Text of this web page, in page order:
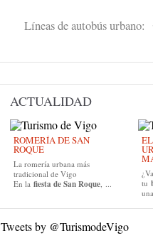
Líneas de autobús urbano:
ACTUALIDAD
ROMERÍA DE SAN
ROQUE
La romería urbana más
tradicional de Vigo
En la fiesta de San Roque, ...
tu
Tweets by @TurismodeVigo